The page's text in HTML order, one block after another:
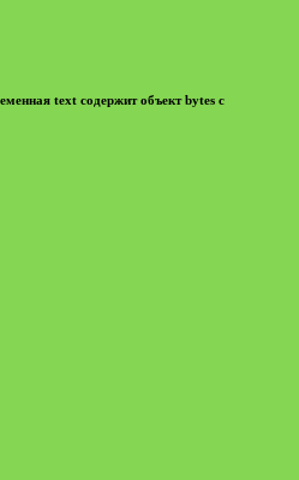
text содержит объект bytes с